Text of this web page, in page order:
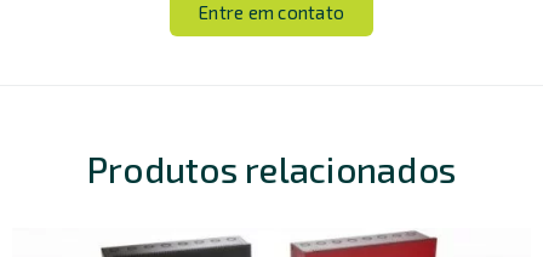
Entre em contato
Produtos relacionados